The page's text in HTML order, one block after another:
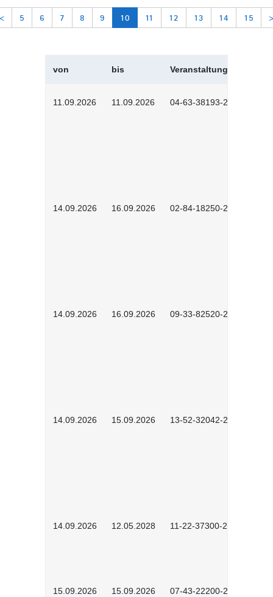
< 5 6 7 8 9 10 11 12 13 14 15 >
von bis Veranstaltungskürzel
11.09.2026 11.09.2026 04-63-38193-2602
14.09.2026 16.09.2026 02-84-18250-2504
14.09.2026 16.09.2026 09-33-82520-2601
14.09.2026 15.09.2026 13-52-32042-2601
14.09.2026 12.05.2028 11-22-37300-2604
15.09.2026 15.09.2026 07-43-22200-2601